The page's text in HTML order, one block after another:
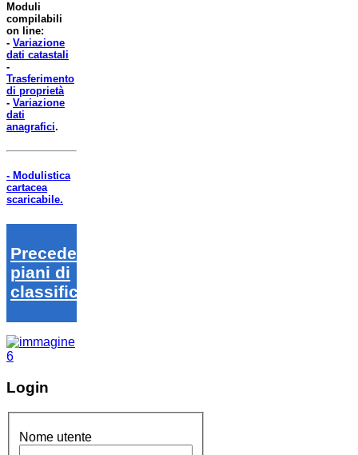
Moduli
compilabili
on line:
- Variazione
dati catastali
-
Trasferimento
di proprietà
- Variazione
dati
anagrafici.
- Modulistica
cartacea
scaricabile.
Precedenti
piani di
classifica
Login
Nome utente